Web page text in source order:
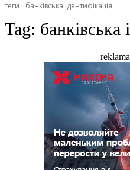
теги банківська ідентифікація
Tag: банківська